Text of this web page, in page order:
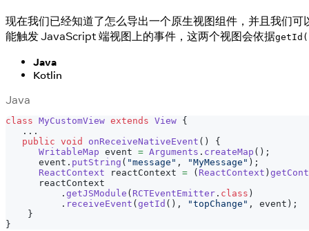
现在我们已经知道了怎么导出一个原生视图组件，并且我们
能触发 JavaScript 端视图上的事件，这两个视图会依据
Java
Kotlin
Java
class MyCustomView extends View {
. . .
public void onReceiveNativeEvent ( )
{
WritableMap event = Arguments . createMap ( ) ;
      event
. putString ( "message" , "MyMessage" ) ;
ReactContext reactContext = ( ReactContext )
      reactContext
. getJSModule ( RCTEventEmitter . class )
. receiveEvent ( getId ( ) , "topChange" , event ) ;
}
}